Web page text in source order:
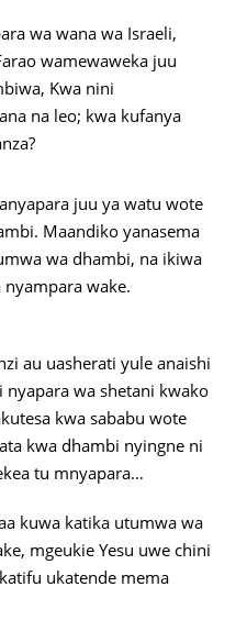
wa wana wa Israeli,
wamewaweka juu
Kwa nini
na leo; kwa kufanya
juu ya watu wote
Maandiko yanasema
wa dhambi, na ikiwa
wake.
au uasherati yule anaishi
wa shetani kwako
kwa sababu wote
kwa dhambi nyingne ni
tu mnyapara…
kuwa katika utumwa wa
mgeukie Yesu uwe chini
ukatende mema